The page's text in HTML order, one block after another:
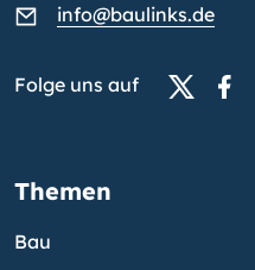
info@baulinks.de
Folge uns auf
Themen
Bau